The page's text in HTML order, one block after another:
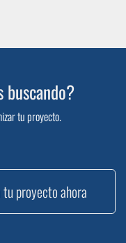
buscando?
tu proyecto.
proyecto ahora